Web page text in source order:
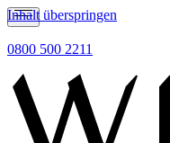
Inhalt überspringen
0800 500 2211